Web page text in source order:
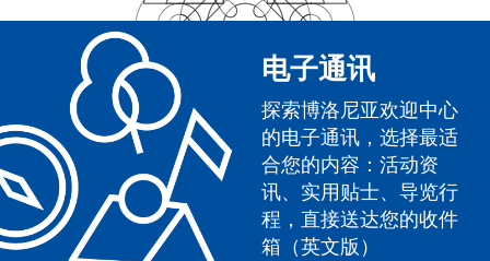
电子通讯
探索博洛尼亚欢迎中心
的电子通讯，选择最适
合您的内容：活动资
讯、实用贴士、导览行
程，直接送达您的收件
箱（英文版）